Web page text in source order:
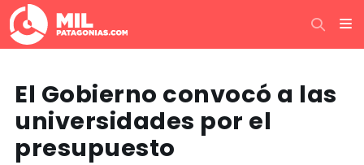
El Gobierno convocó a las
universidades por el
presupuesto